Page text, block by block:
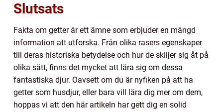
Slutsats
Fakta om getter är ett ämne som erbjuder en mängd
information att utforska. Från olika rasers egenskaper
till deras historiska betydelse och hur de skiljer sig åt på
olika sätt, finns det mycket att lära sig om dessa
fantastiska djur. Oavsett om du är nyfiken på att ha
getter som husdjur, eller bara vill lära dig mer om dem,
hoppas vi att den här artikeln har gett dig en solid